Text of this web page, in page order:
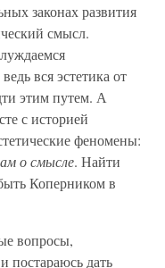
законах развития
смысл.
вся эстетика от
этим путем. А
с историей
феномены:
о смысле. Найти
Коперником в
вопросы,
постараюсь дать